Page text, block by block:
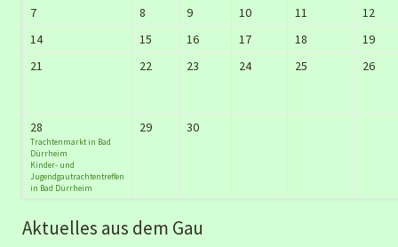
7
8 9 10 11
12
14
15 16 17 18
19
21
22 23 24 25 26
28
Trachtenmarkt in Bad
Dürrheim
Kinder- und
Jugendgautrachtentreffen
in Bad Dürrheim
29 30
Aktuelles aus dem Gau